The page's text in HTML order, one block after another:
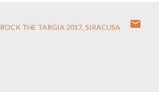
ROCK THE TARGIA 2017 SIRACUSA